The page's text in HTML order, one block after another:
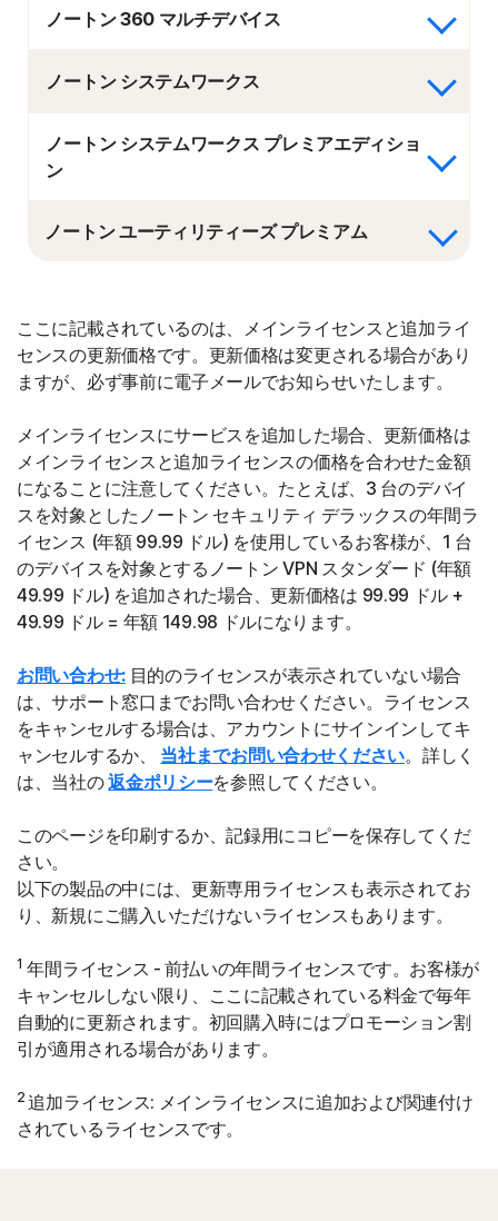
ノートン 360 マルチデバイス
ノートン システムワークス
ノートン システムワークス プレミアエディショ
ン
ノートン ユーティリティーズ プレミアム
ここに記載されているのは、メインライセンスと追加ライ
センスの更新価格です。更新価格は変更される場合があり
ますが、必ず事前に電子メールでお知らせいたします。
メインライセンスにサービスを追加した場合、更新価格は
メインライセンスと追加ライセンスの価格を合わせた金額
になることに注意してください。たとえば、3 台のデバイ
スを対象としたノートン セキュリティ デラックスの年間ラ
イセンス (年額 99.99 ドル) を使用しているお客様が、1 台
のデバイスを対象とするノートン VPN スタンダード (年額
49.99 ドル) を追加された場合、更新価格は 99.99 ドル +
49.99 ドル = 年額 149.98 ドルになります。
お問い合わせ:目的のライセンスが表示されていない場合
は、サポート窓口までお問い合わせください。ライセンス
をキャンセルする場合は、アカウントにサインインしてキ
ャンセルするか、 当社までお問い合わせください。詳しく
は、当社の返金ポリシーを参照してください。
このページを印刷するか、記録用にコピーを保存してくだ
さい。
以下の製品の中には、更新専用ライセンスも表示されてお
り、新規にご購入いただけないライセンスもあります。
1 年間ライセンス - 前払いの年間ライセンスです。お客様が
キャンセルしない限り、ここに記載されている料金で毎年
自動的に更新されます。初回購入時にはプロモーション割
引が適用される場合があります。
2追加ライセンス: メインライセンスに追加および関連付け
されているライセンスです。